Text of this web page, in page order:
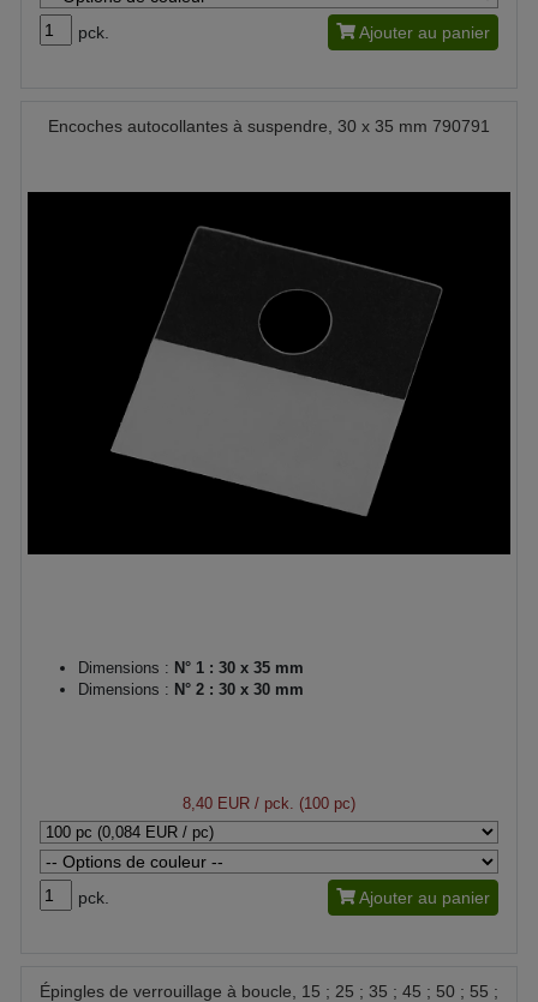
pck. Ajouter au panier
Encoches autocollantes à suspendre, 30 x 35 mm 790791
Dimensions : N° 1 : 30 x 35 mm
Dimensions : N° 2 : 30 x 30 mm
8,40 EUR / pck. (100 pc)
pck. Ajouter au panier
Épingles de verrouillage à boucle, 15 ; 25 ; 35 ; 45 ; 50 ; 55 ;